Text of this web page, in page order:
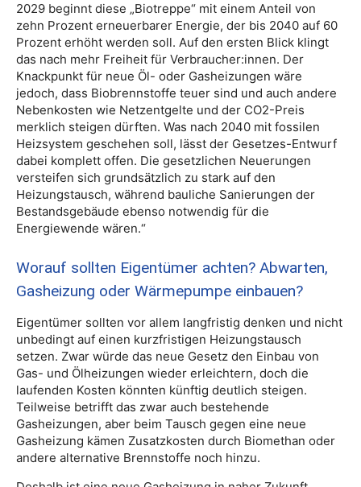
2029 beginnt diese „Biotreppe“ mit einem Anteil von
zehn Prozent erneuerbarer Energie, der bis 2040 auf 60
Prozent erhöht werden soll. Auf den ersten Blick klingt
das nach mehr Freiheit für Verbraucher:innen. Der
Knackpunkt für neue Öl- oder Gasheizungen wäre
jedoch, dass Biobrennstoffe teuer sind und auch andere
Nebenkosten wie Netzentgelte und der CO2-Preis
merklich steigen dürften. Was nach 2040 mit fossilen
Heizsystem geschehen soll, lässt der Gesetzes-Entwurf
dabei komplett offen. Die gesetzlichen Neuerungen
versteifen sich grundsätzlich zu stark auf den
Heizungstausch, während bauliche Sanierungen der
Bestandsgebäude ebenso notwendig für die
Energiewende wären.“
Worauf sollten Eigentümer achten? Abwarten,
Gasheizung oder Wärmepumpe einbauen?
Eigentümer sollten vor allem langfristig denken und nicht
unbedingt auf einen kurzfristigen Heizungstausch
setzen. Zwar würde das neue Gesetz den Einbau von
Gas- und Ölheizungen wieder erleichtern, doch die
laufenden Kosten könnten künftig deutlich steigen.
Teilweise betrifft das zwar auch bestehende
Gasheizungen, aber beim Tausch gegen eine neue
Gasheizung kämen Zusatzkosten durch Biomethan oder
andere alternative Brennstoffe noch hinzu.